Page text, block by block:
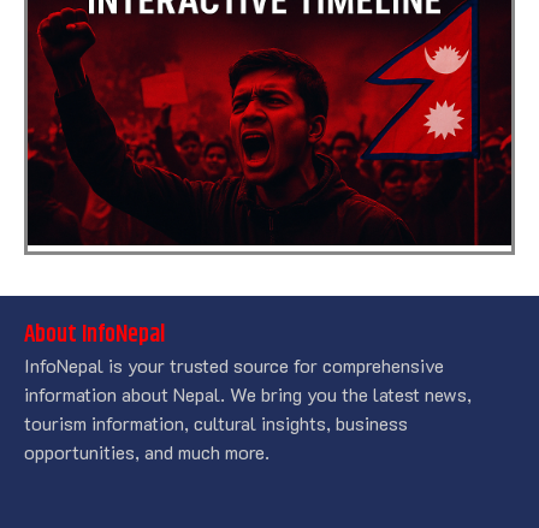
About InfoNepal
InfoNepal is your trusted source for comprehensive
information about Nepal. We bring you the latest news,
tourism information, cultural insights, business
opportunities, and much more.